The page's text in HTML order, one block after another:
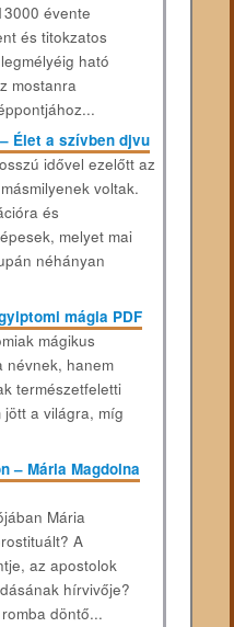
évente
és titokzatos
ható
mostanra
Élet a szívben djvu
idővel ezelőtt az
voltak.
és
melyet mai
néhányan
mágia PDF
mágikus
névnek, hanem
természetfeletti
jött a világra, míg
– Mária Magdolna
Mária
A
az apostolok
hírvivője?
döntő...